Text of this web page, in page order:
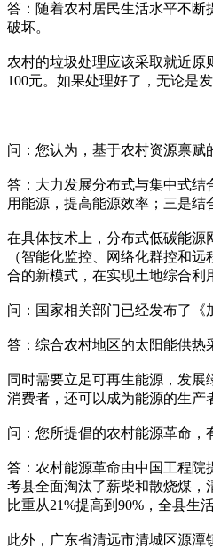
答：随着农村居民生活水平不断
破坏。
农村的垃圾处理应该采取就近原
100元。如果处理好了，无论是
问：您认为，基于农村资源禀赋
答：大力发展分布式与集中式结
用能源，提高能源效率；三是结
在具体技术上，分布式低碳能源
（智能化监控、网络化群控和
合的新模式，在实现土地综合利
问：国家相关部门已经发布了《
答：综合农村地区的太阳能供热
同时需要立足可再生能源，发
消费者，还可以成为能源的生产
问：您所提倡的农村能源革命，
答：农村能源革命由中国工程院
考县全面淘汰了薪柴和散烧煤，
比重从21%提高到90%，全县生
此外，广东省清远市清城区源潭